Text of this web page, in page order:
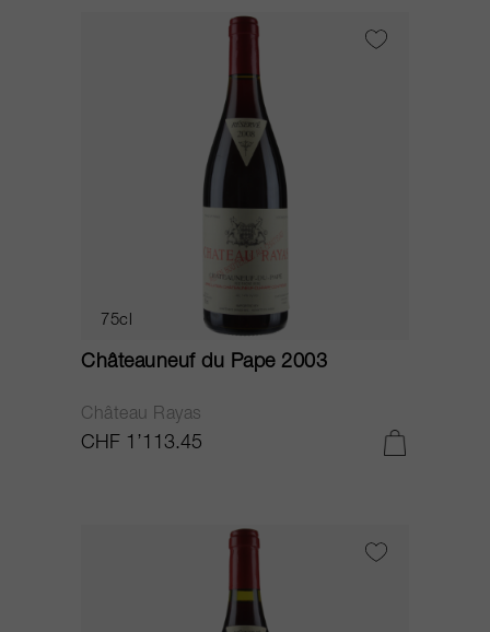
75cl
Châteauneuf du Pape 2003
Château Rayas
CHF 1’113.45